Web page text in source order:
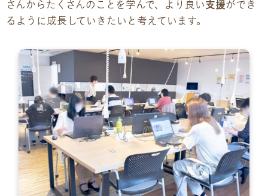
さんからたくさんのことを学んで、より良い支援ができ
るように成長していきたいと考えています。